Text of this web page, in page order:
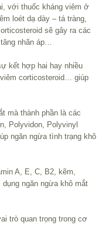
với thuốc kháng viêm ở
loét dạ dày – tá tràng,
sẽ gây ra các
nhãn áp…
kết hợp hai hay nhiều
corticosteroid… giúp
mà thành phần là các
Polyvidon, Polyvinyl
ngăn ngừa tình trạng khô
A, E, C, B2, kẽm,
ngăn ngừa khô mắt
trò quan trọng trong cơ